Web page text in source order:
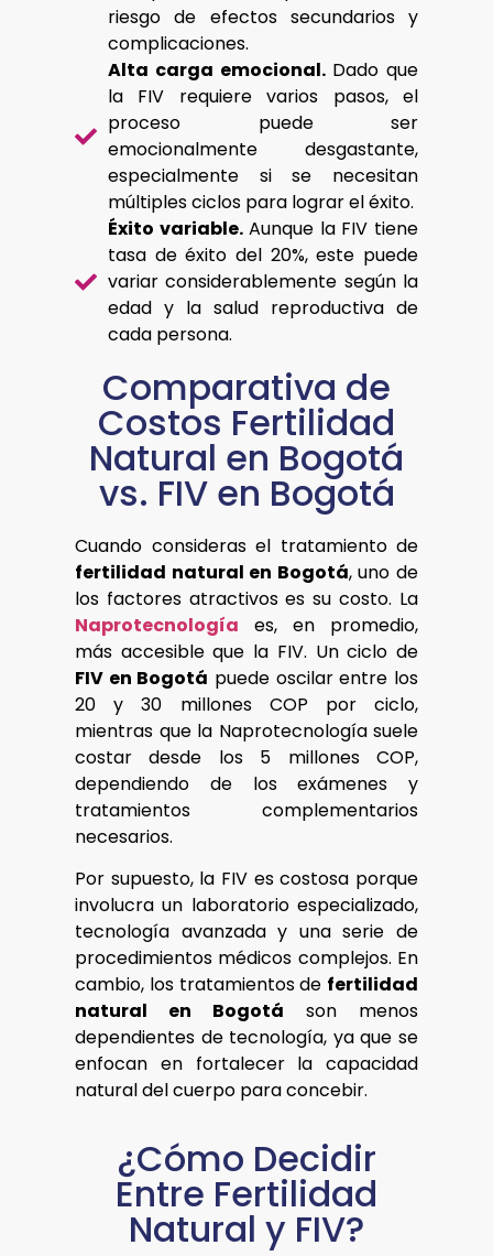
riesgo de efectos secundarios y
complicaciones.
Alta carga emocional.Dado que
la FIV requiere varios pasos, el
proceso puede ser
emocionalmente desgastante,
especialmente si se necesitan
múltiples ciclos para lograr el éxito.
Éxito variable.Aunque la FIV tiene
tasa de éxito del 20%, este puede
variar considerablemente según la
edad y la salud reproductiva de
cada persona.
Comparativa de
Costos Fertilidad
Natural en Bogotá
vs. FIV en Bogotá
Cuando consideras el tratamiento de
fertilidad natural en Bogotá, uno de
los factores atractivos es su costo. La
Naprotecnología
es, en promedio,
más accesible que la FIV. Un ciclo de
FIV en Bogotá puede oscilar entre los
20 y 30 millones COP por ciclo,
mientras que la Naprotecnología suele
costar desde los 5 millones COP,
dependiendo de los exámenes y
tratamientos complementarios
necesarios.
Por supuesto, la FIV es costosa porque
involucra un laboratorio especializado,
tecnología avanzada y una serie de
procedimientos médicos complejos. En
cambio, los tratamientos de fertilidad
natural en Bogotá son menos
dependientes de tecnología, ya que se
enfocan en fortalecer la capacidad
natural del cuerpo para concebir.
¿Cómo Decidir
Entre Fertilidad
Natural y FIV?